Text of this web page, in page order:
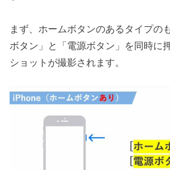
まず、ホームボタンのあるタイプの
ボタン」と「電源ボタン」を同時に
ショットが撮影されます。